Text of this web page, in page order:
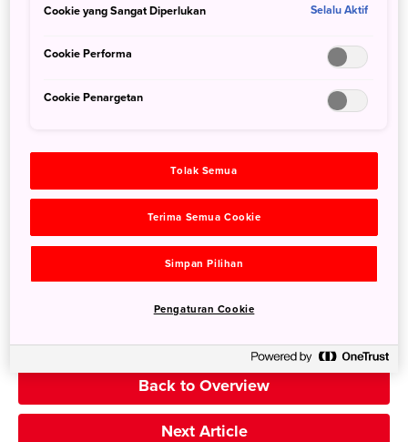
Dissemination Project in FY 2022)
[JPN] Notice of Proposal Competition (Ads and Information
Categories
Previous Article
Back to Overview
Next Article
Cookie yang Sangat Diperlukan Selalu Aktif
Cookie Performa
Cookie Penargetan
Tolak Semua
Terima Semua Cookie
Simpan Pilihan
Pengaturan Cookie